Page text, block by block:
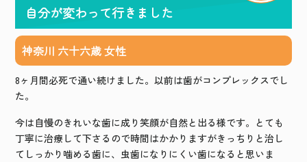
自分が変わって行きました
神奈川 六十六歳 女性
8ヶ月間必死で通い続けました。以前は歯がコンプレックスでし
た。
今は自慢のきれいな歯に成り笑顔が自然と出る様です。とても
丁寧に治療して下さるので時間はかかりますがきっちりと治し
てしっかり噛める歯に、虫歯になりにくい歯になると思いま